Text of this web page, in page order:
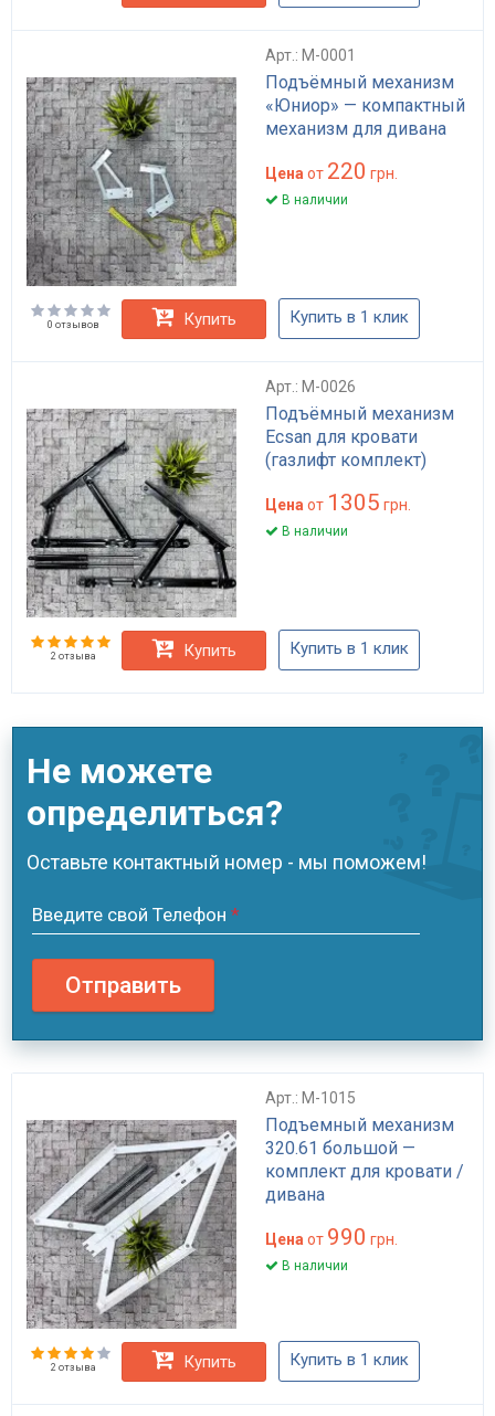
Арт.: M-0001
Подъёмный механизм
«Юниор» — компактный
механизм для дивана
Цена от 220 грн.
В наличии
0 отзывов Купить Купить в 1 клик
Арт.: M-0026
Подъёмный механизм
Ecsan для кровати
(газлифт комплект)
Цена от 1305 грн.
В наличии
2 отзыва Купить Купить в 1 клик
Не можете
определиться?
Оставьте контактный номер - мы поможем!
Введите свой Телефон *
Отправить
Арт.: M-1015
Подъемный механизм
320.61 большой —
комплект для кровати /
дивана
Цена от 990 грн.
В наличии
2 отзыва Купить Купить в 1 клик